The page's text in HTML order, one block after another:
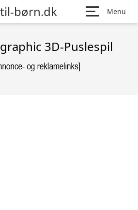
børn.dk Menu
3D-Puslespil